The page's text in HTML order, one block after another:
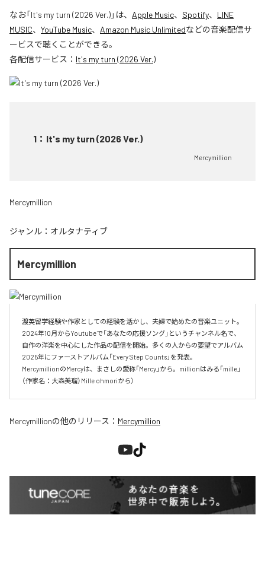
なお「It's my turn (2026 Ver.)」は、 Apple Music、 Spotify、 LINE
MUSIC、 YouTube Music、 Amazon Music Unlimitedなどの音楽配信サ
ービスで聴くことができる。
各配信サービス： It's my turn (2026 Ver.)
1 ： It's my turn (2026 Ver.)
Mercymillion
Mercymillion
ジャンル： オルタナティブ
Mercymillion
渡英留学経験や作家としての経験を活かし、夫婦で始めたの音楽ユニット。
2024年10月からYoutubeで「あなたの応援ソング」というチャンネル名で、
自作の洋楽を中心にした作品の配信を開始。多くの人からの要望でアルバム
2025年にファーストアルバム「Every Step Counts」を発表。
MercymillionのMercyは、まさしの愛称「Mercy」から。millionはみる「mille」
（作家名：大森美瑠）Mille ohmoriから）
Mercymillionの他のリリース： Mercymillion